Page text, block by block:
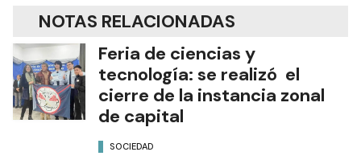
NOTAS RELACIONADAS
Feria de ciencias y
tecnología: se realizó el
cierre de la instancia zonal
de capital
SOCIEDAD